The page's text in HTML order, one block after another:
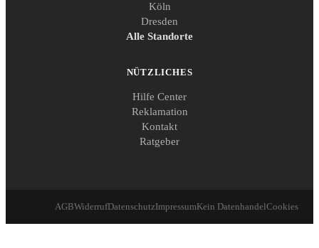
Köln
Dresden
Alle Standorte
NÜTZLICHES
Hilfe Center
Reklamation
Kontakt
Ratgeber
AGBWiderrufDatenschutzImpressumKein DatenhandelCookies